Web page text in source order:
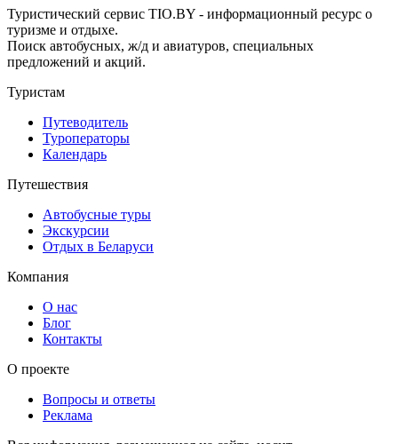
Туристический сервис TIO.BY - информационный ресурс о
туризме и отдыхе.
Поиск автобусных, ж/д и авиатуров, специальных
предложений и акций.
Туристам
Путеводитель
Туроператоры
Календарь
Путешествия
Автобусные туры
Экскурсии
Отдых в Беларуси
Компания
О нас
Блог
Контакты
О проекте
Вопросы и ответы
Реклама